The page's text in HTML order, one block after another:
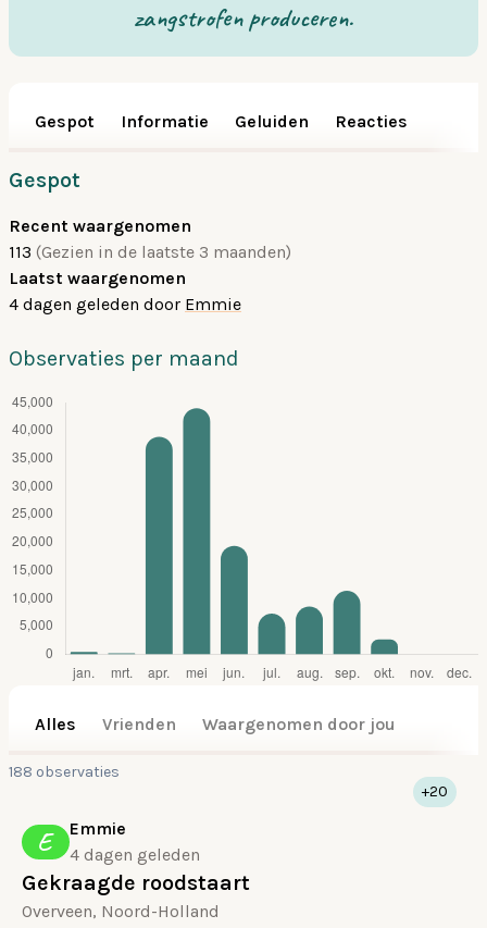
zangstrofen produceren.
Gespot Informatie Geluiden Reacties
Gespot
Recent waargenomen
113 (Gezien in de laatste 3 maanden)
Laatst waargenomen
4 dagen geleden door Emmie
Observaties per maand
Alles Vrienden Waargenomen door jou
188 observaties
E
Emmie
4 dagen geleden
Gekraagde roodstaart
Overveen, Noord-Holland
+20